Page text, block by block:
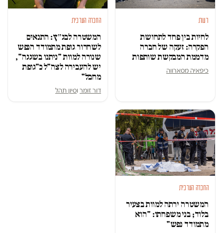
דעות
לחיות בין פחד לתחושת
הפקרה: זעקה של חברה
מדממת המבקשת שותפות
כיפאיה מסארווה
החברה הערבית
המשטרה לבג״ץ: התנאים
לשחרור גופת מתמודד הנפש
שנורה למוות "ניתנו בשגגה",
יש להעבירה לצה"ל כ"גופת
מחבל"
דור זומר וסיון תהל
החברה הערבית
המשטרה ירתה למוות בצעיר
בלוד; בני משפחתו: "הוא
מתמודד נפש"